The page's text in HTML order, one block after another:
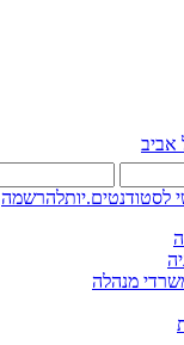
לסטודנטים.יותלהרשמה
מנהלה